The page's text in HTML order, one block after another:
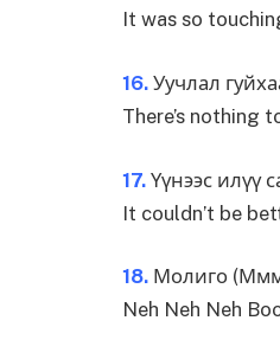
It was so
16. Уучлал
There’s nothing
17. Үүнээс илүү
It couldn’t be
18. Молиго
Neh Neh Neh